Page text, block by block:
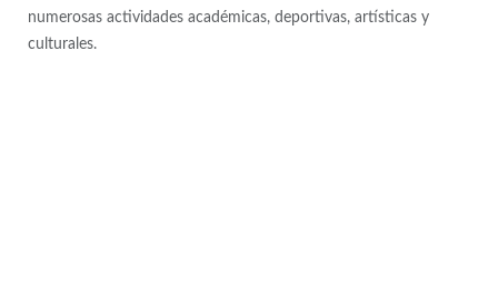
numerosas actividades académicas, deportivas, artísticas y
culturales.